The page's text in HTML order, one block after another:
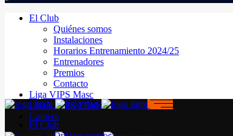
El Club
Quiénes somos
Instalaciones
Horarios Entrenamiento 2024/25
Entrenadores
Premios
Contacto
Liga VIPS Masc
LIGA VIPS FEM
Cantera
El Club